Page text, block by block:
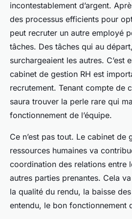
incontestablement d’argent.
des processus efficients pour
peut recruter un autre employé
tâches. Des tâches qui au
surchargeaient les autres. C’est
cabinet de gestion RH est
recrutement. Tenant compte de
saura trouver la perle rare qui
fonctionnement de l’équipe.
Ce n’est pas tout. Le cabinet de
ressources humaines va
coordination des relations entre
autres parties prenantes. Cela
la qualité du rendu, la baisse
entendu, le bon fonctionnement